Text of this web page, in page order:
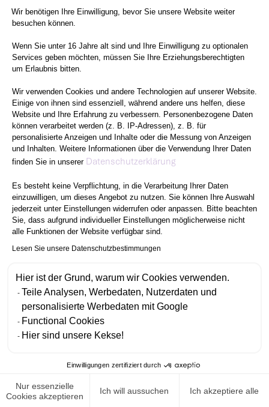
Einwilligungsmanagementplattform:
Wir benötigen Ihre Einwilligung, bevor Sie unsere Website weiter
besuchen können.
Wenn Sie unter 16 Jahre alt sind und Ihre Einwilligung zu optionalen
Services geben möchten, müssen Sie Ihre Erziehungsberechtigten
um Erlaubnis bitten.
Wir verwenden Cookies und andere Technologien auf unserer Website.
Einige von ihnen sind essenziell, während andere uns helfen, diese
Website und Ihre Erfahrung zu verbessern. Personenbezogene Daten
können verarbeitet werden (z. B. IP-Adressen), z. B. für
personalisierte Anzeigen und Inhalte oder die Messung von Anzeigen
und Inhalten. Weitere Informationen über die Verwendung Ihrer Daten
finden Sie in unserer Datenschutzerklärung
Es besteht keine Verpflichtung, in die Verarbeitung Ihrer Daten
einzuwilligen, um dieses Angebot zu nutzen. Sie können Ihre Auswahl
jederzeit unter Einstellungen widerrufen oder anpassen. Bitte beachten
Sie, dass aufgrund individueller Einstellungen möglicherweise nicht
alle Funktionen der Website verfügbar sind.
Lesen Sie unsere Datenschutzbestimmungen
Hier ist der Grund, warum wir Cookies verwenden.
Teile Analysen, Werbedaten, Nutzerdaten und
personalisierte Werbedaten mit Google
Functional Cookies
Hier sind unsere Kekse!
Einwilligungen zertifiziert durch
Nur essenzielle
Cookies akzeptieren
Ich will aussuchen Ich akzeptiere alle
Axeptio consent